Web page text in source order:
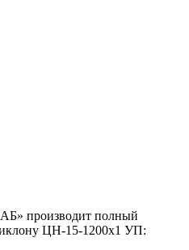
производит полный
ЦН-15-1200х1 УП: